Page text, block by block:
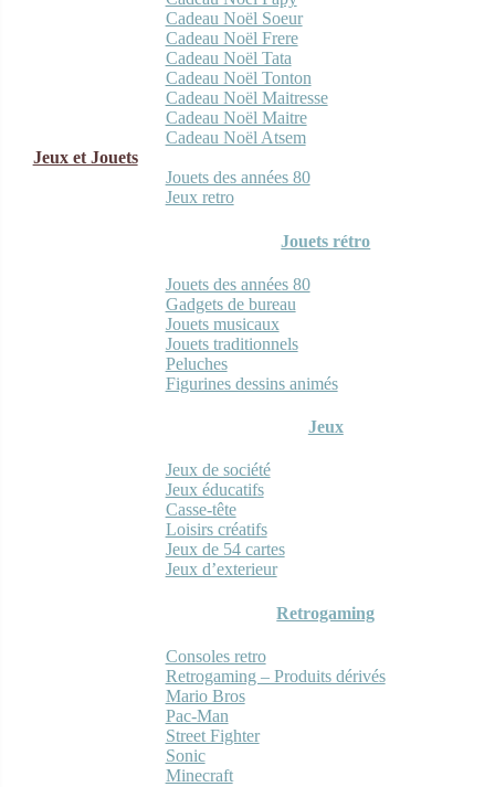
Cadeau Noël Soeur
Cadeau Noël Frere
Cadeau Noël Tata
Cadeau Noël Tonton
Cadeau Noël Maitresse
Cadeau Noël Maitre
Cadeau Noël Atsem
Jeux et Jouets
Jouets des années 80
Jeux retro
Jouets rétro
Jouets des années 80
Gadgets de bureau
Jouets musicaux
Jouets traditionnels
Peluches
Figurines dessins animés
Jeux
Jeux de société
Jeux éducatifs
Casse-tête
Loisirs créatifs
Jeux de 54 cartes
Jeux d’exterieur
Retrogaming
Consoles retro
Retrogaming – Produits dérivés
Mario Bros
Pac-Man
Street Fighter
Sonic
Minecraft